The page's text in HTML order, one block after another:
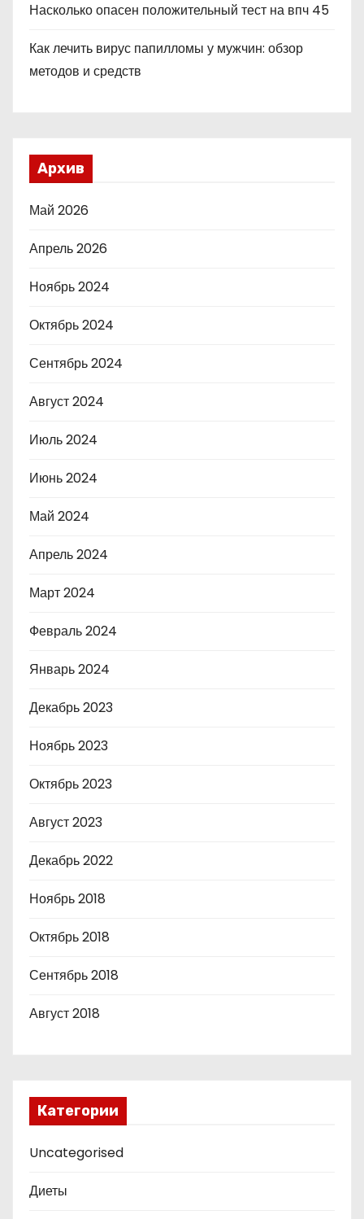
Насколько опасен положительный тест на впч 45
Как лечить вирус папилломы у мужчин: обзор
методов и средств
Архив
Май 2026
Апрель 2026
Ноябрь 2024
Октябрь 2024
Сентябрь 2024
Август 2024
Июль 2024
Июнь 2024
Май 2024
Апрель 2024
Март 2024
Февраль 2024
Январь 2024
Декабрь 2023
Ноябрь 2023
Октябрь 2023
Август 2023
Декабрь 2022
Ноябрь 2018
Октябрь 2018
Сентябрь 2018
Август 2018
Категории
Uncategorised
Диеты